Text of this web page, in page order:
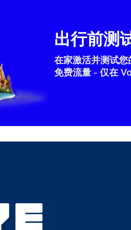
To
They
出行前测
在家激活并测试
免费流量 - 仅在